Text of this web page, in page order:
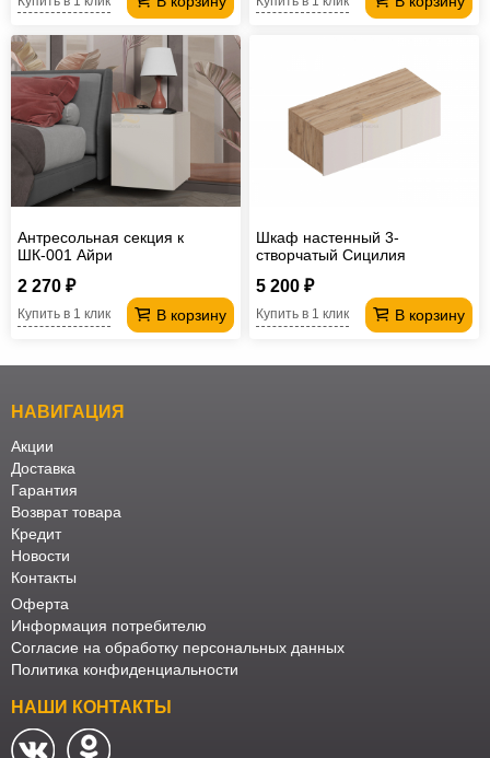
Антресольная секция к
ШК-001 Айри
2 270 ₽
В корзину
Купить в 1 клик
Шкаф настенный 3-
створчатый Сицилия
5 200 ₽
В корзину
Купить в 1 клик
НАВИГАЦИЯ
Акции
Доставка
Гарантия
Возврат товара
Кредит
Новости
Контакты
Оферта
Информация потребителю
Согласие на обработку персональных данных
Политика конфиденциальности
НАШИ КОНТАКТЫ